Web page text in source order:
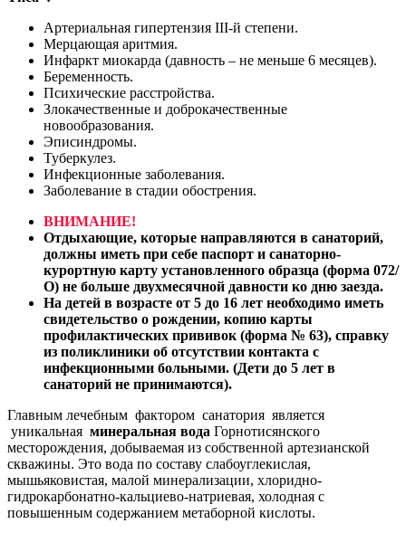
Артериальная гипертензия III-й степени.
Мерцающая аритмия.
Инфаркт миокарда (давность – не меньше 6 месяцев).
Беременность.
Психические расстройства.
Злокачественные и доброкачественные
новообразования.
Эписиндромы.
Туберкулез.
Инфекционные заболевания.
Заболевание в стадии обострения.
ВНИМАНИЕ!
Отдыхающие, которые направляются в санаторий,
должны иметь при себе паспорт и санаторно-
курортную карту установленного образца (форма 072/
О) не больше двухмесячной давности ко дню заезда.
На детей в возрасте от 5 до 16 лет необходимо иметь
свидетельство о рождении, копию карты
профилактических прививок (форма № 63), справку
из поликлиники об отсутствии контакта с
инфекционными больными. (Дети до 5 лет в
санаторий не принимаются).
Главным лечебным фактором санатория является
уникальная минеральная вода Горнотисянского
месторождения, добываемая из собственной артезианской
скважины. Это вода по составу слабоуглекислая,
мышьяковистая, малой минерализации, хлоридно-
гидрокарбонатно-кальциево-натриевая, холодная с
повышенным содержанием метаборной кислоты.